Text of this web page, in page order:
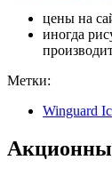
цены на
иногда
Метки:
Winguard